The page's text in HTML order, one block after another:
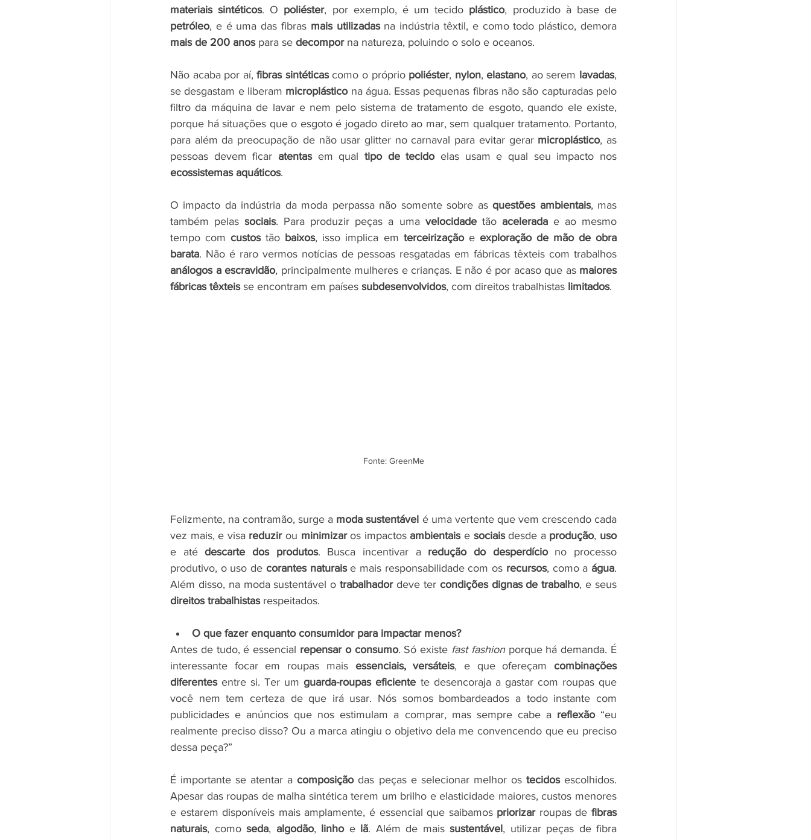
materiais sintéticos. O poliéster, por exemplo, é um tecido plástico
petróleo, e é uma das fibras mais utilizadas
mais de 200 anos para se decompor na natureza, poluindo o solo e oceanos.
Não acaba por aí, fibras sintéticas como o próprio poliéster, nylon, elastano, ao serem lavadas,
se desgastam e liberam microplástico na água. Essas pequenas fibras não são capturadas pelo
filtro da máquina de lavar e nem pelo sistema de tratamento de esgoto, quando ele existe,
porque há situações que o esgoto é jogado direto ao mar, sem qualquer tratamento. Portanto,
para além da preocupação de não usar glitter no carnaval para evitar gerar microplástico, as
pessoas devem ficar atentas em qual tipo de tecido
ecossistemas aquáticos.
O impacto da indústria da moda perpassa não somente sobre as questões ambientais, mas
também pelas sociais. Para produzir peças a uma velocidade tão acelerada e ao mesmo
tempo com custos tão baixos, isso implica em terceirização e exploração de mão de obra
barata
análogos a escravidão, principalmente mulheres e crianças. E não é por acaso que as maiores
fábricas têxteis se encontram em países subdesenvolvidos, com direitos trabalhistas limitados.
Fonte: GreenMe
Felizmente, na contramão, surge a moda sustentável é uma vertente que vem crescendo cada
vez mais, e visa reduzir ou minimizar os impactos ambientais e sociais desde a produção, uso
e até descarte dos produtos. Busca incentivar a redução do desperdício no processo
produtivo, o uso de corantes naturais e mais responsabilidade com os recursos, como a água.
Além disso, na moda sustentável o trabalhador deve ter condições dignas de trabalho
direitos trabalhistas respeitados.
O que fazer enquanto consumidor para impactar menos?
Antes de tudo, é essencial repensar o consumo. Só existe fast fashion porque há demanda. É
interessante focar em roupas mais essenciais, versáteis, e que ofereçam combinações
diferentes entre si. Ter um guarda-roupas eficiente te desencoraja a gastar com roupas que
você nem tem certeza de que irá usar. Nós somos bombardeados a todo instante com
publicidades e anúncios que nos estimulam a comprar, mas sempre cabe a reflexão “eu
realmente preciso disso? Ou a marca atingiu o objetivo dela me convencendo que eu preciso
dessa peça?”
É importante se atentar a composição das peças e selecionar melhor os tecidos escolhidos.
Apesar das roupas de malha sintética terem um brilho e elasticidade maiores, custos menores
e estarem disponíveis mais amplamente, é essencial que saibamos priorizar roupas de fibras
naturais, como seda, algodão, linho e lã. Além de mais sustentável, utilizar peças de fibra